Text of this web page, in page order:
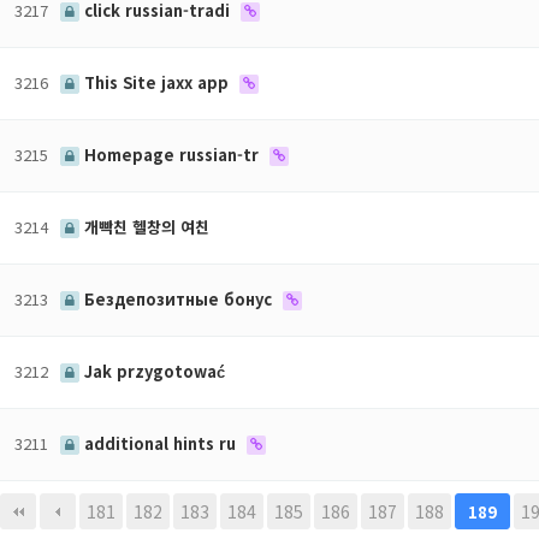
3217 click russian-tradi
3216 This Site jaxx app
3215 Homepage russian-tr
3214 개빡친 헬창의 여친
3213 Бездепозитные бонус
3212 Jak przygotować
3211 additional hints ru
181 182 183 184 185 186 187 188 189
맨끝